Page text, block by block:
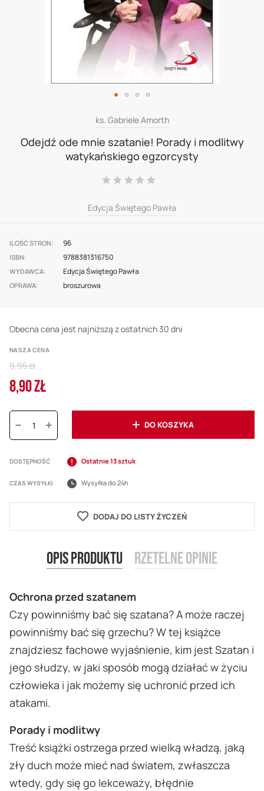
gallery
ks. Gabriele Amorth
Odejdź ode mnie szatanie! Porady i modlitwy
watykańskiego egzorcysty
Ocena:
Edycja Świętego Pawła
ILOŚĆ STRON 96
ISBN 9788381316750
WYDAWCA Edycja Świętego Pawła
OPRAWA broszurowa
Obecna cena jest najniższą z ostatnich 30 dni
NASZA CENA
Cena
8,90 ZŁ
Regular
Price
9,95 zł
Ilość:
DO KOSZYKA
DOSTĘPNOŚĆ Ostatnie 13 sztuk
CZAS WYSYŁKI Wysyłka do 24h
DODAJ DO LISTY ŻYCZEŃ
Opis produktu
Ochrona przed szatanem
Czy powinniśmy bać się szatana? A może raczej
powinniśmy bać się grzechu? W tej książce
znajdziesz fachowe wyjaśnienie, kim jest Szatan i
jego słudzy, w jaki sposób mogą działać w życiu
człowieka i jak możemy się uchronić przed ich
atakami.
Porady i modlitwy
Treść książki ostrzega przed wielką władzą, jaką
zły duch może mieć nad światem, zwłaszcza
wtedy, gdy się go lekceważy, błędnie
Rzetelne opinie